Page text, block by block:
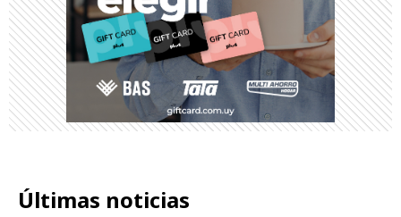
Últimas noticias